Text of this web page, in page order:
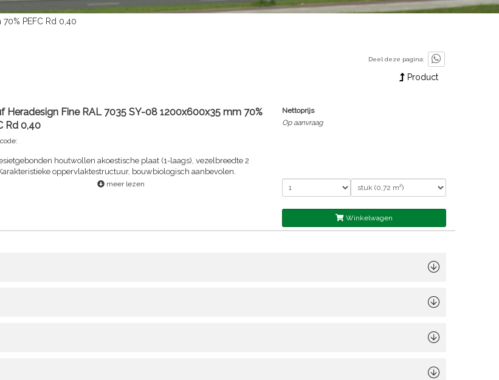
PEFC Rd 0,40
Deel deze pagina:
Product
Heradesign Fine RAL 7035 SY-08 1200x600x35 mm 70%
Rd 0,40
houtwollen akoestische plaat (1-laags), vezelbreedte 2
oppervlaktestructuur, bouwbiologisch aanbevolen.
meer lezen
Nettoprijs
Op aanvraag
Winkelwagen